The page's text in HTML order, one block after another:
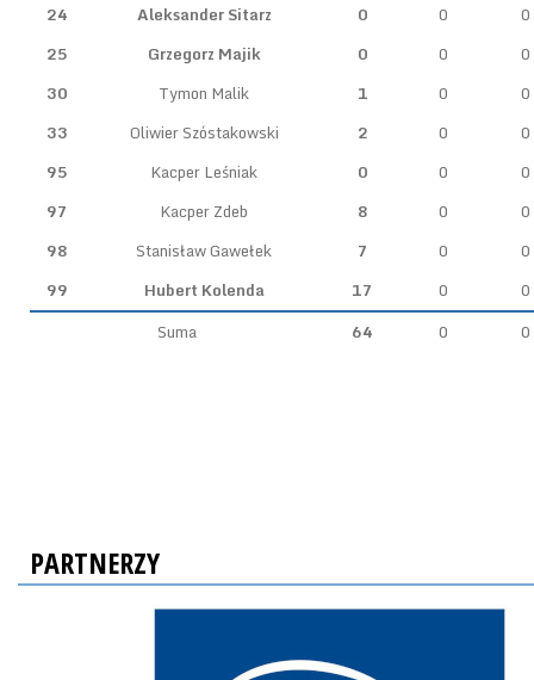
24
Aleksander Sitarz 0 0
0
25
Grzegorz Majik 0 0
0
30
Tymon Malik 1 0
0
33
Oliwier Szóstakowski 2 0
0
95
Kacper Leśniak 0 0
0
97
Kacper Zdeb 8 0
0
98
Stanisław Gawełek 7 0
0
99
Hubert Kolenda 17 0
0
Suma
64 0 0
PARTNERZY